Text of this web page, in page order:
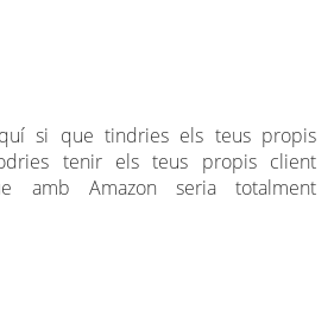
si que tindries els teus propis
tenir els teus propis client
amb Amazon seria totalment